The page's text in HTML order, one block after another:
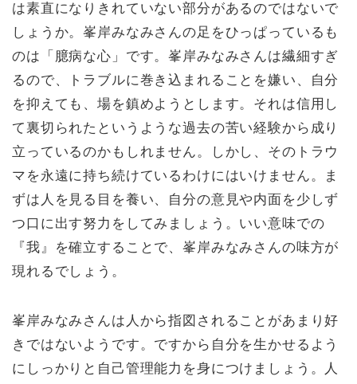
は素直になりきれていない部分があるのではないで
しょうか。峯岸みなみさんの足をひっぱっているも
のは「臆病な心」です。峯岸みなみさんは繊細すぎ
るので、トラブルに巻き込まれることを嫌い、自分
を抑えても、場を鎮めようとします。それは信用し
て裏切られたというような過去の苦い経験から成り
立っているのかもしれません。しかし、そのトラウ
マを永遠に持ち続けているわけにはいけません。ま
ずは人を見る目を養い、自分の意見や内面を少しず
つ口に出す努力をしてみましょう。いい意味での
『我』を確立することで、峯岸みなみさんの味方が
現れるでしょう。
峯岸みなみさんは人から指図されることがあまり好
きではないようです。ですから自分を生かせるよう
にしっかりと自己管理能力を身につけましょう。人